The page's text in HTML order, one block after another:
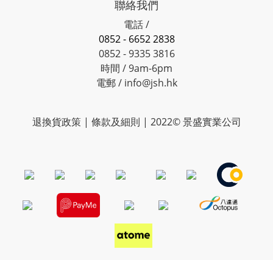
聯絡我們
電話 /
0852 - 6652 2838
0852 - 9335 3816
時間 / 9am-6pm
電郵 / info@jsh.hk
退換貨政策 | 條款及細則 | 2022© 景盛實業公司